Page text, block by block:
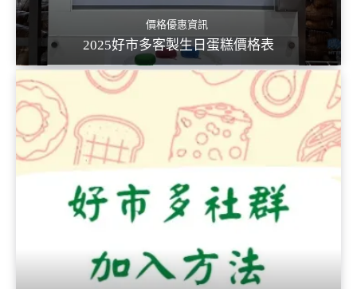
價格優惠資訊
2025好市多客製生日蛋糕價格表